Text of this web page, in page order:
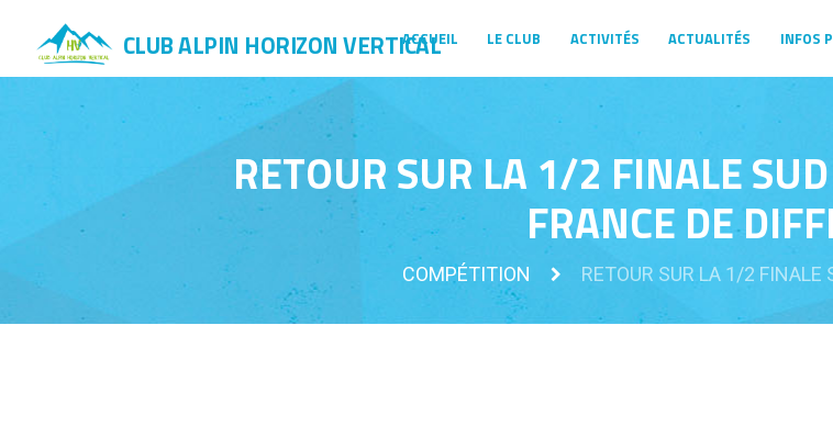
CLUB ALPIN HORIZON VERTICAL
ACCUEIL LE CLUB ACTIVITÉS ACTUALITÉS INFOS
RETOUR SUR LA 1/2 FINALE
FRANCE DE
COMPÉTITION RETOUR SUR LA 1/2 FINALE